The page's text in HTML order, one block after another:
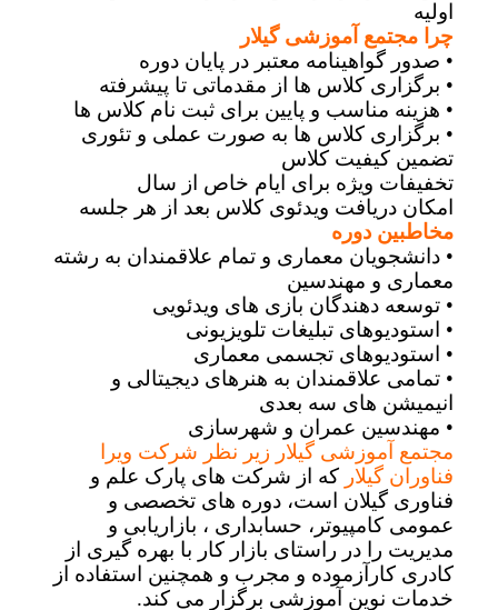
چرا مجتمع آموزشی گیلار
• صدور گواهینامه معتبر در پایان دوره
• برگزاری کلاس ها از مقدماتی تا پیشرفته
• هزینه مناسب و پایین برای ثبت نام کلاس ها
• برگزاری کلاس ها به صورت عملی و تئوری
تضمین کیفیت کلاس
تخفیفات ویژه برای ایام خاص از سال
امکان دریافت ویدئوی کلاس بعد از هر جلسه
مخاطبین دوره
• دانشجویان معماری و تمام علاقمندان به رشته
معماری و مهندسین
• توسعه دهندگان بازی های ویدئویی
• استودیوهای تبلیغات تلویزیونی
• استودیوهای تجسمی معماری
• تمامی علاقمندان به هنرهای دیجیتالی و
انیمیشن های سه بعدی
• مهندسین عمران و شهرسازی
مجتمع آموزشی گیلار زیر نظر شرکت ویرا
فناوران گیلار که از شرکت های پارک علم و
فناوری گیلان است، دوره های تخصصی و
عمومی کامپیوتر، حسابداری ، بازاریابی و
مدیریت را در راستای بازار کار با بهره‌ گیری از
کادری کارآزموده و مجرب و همچنین استفاده از
خدمات نوین آموزشی برگزار می کند.